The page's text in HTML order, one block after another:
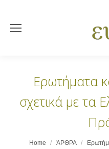
Ερωτήματα
σχετικά με τα
You are here:
Home ΆΡΘΡΑ